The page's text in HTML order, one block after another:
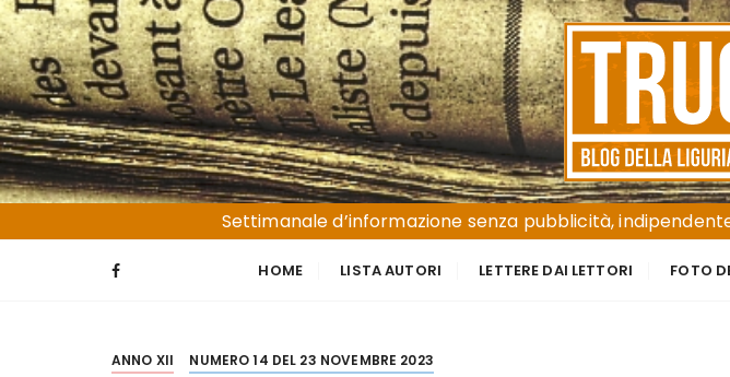
S
a
l
t
a
a
l
c
Trucioli
Liguria e Basso Piemonte
Settimanale d’informazione senza pubblicità,
HOME LISTA AUTORI LETTERE DAI LETTORI FOTO
ANNO XII NUMERO 14 DEL 23 NOVEMBRE 2023